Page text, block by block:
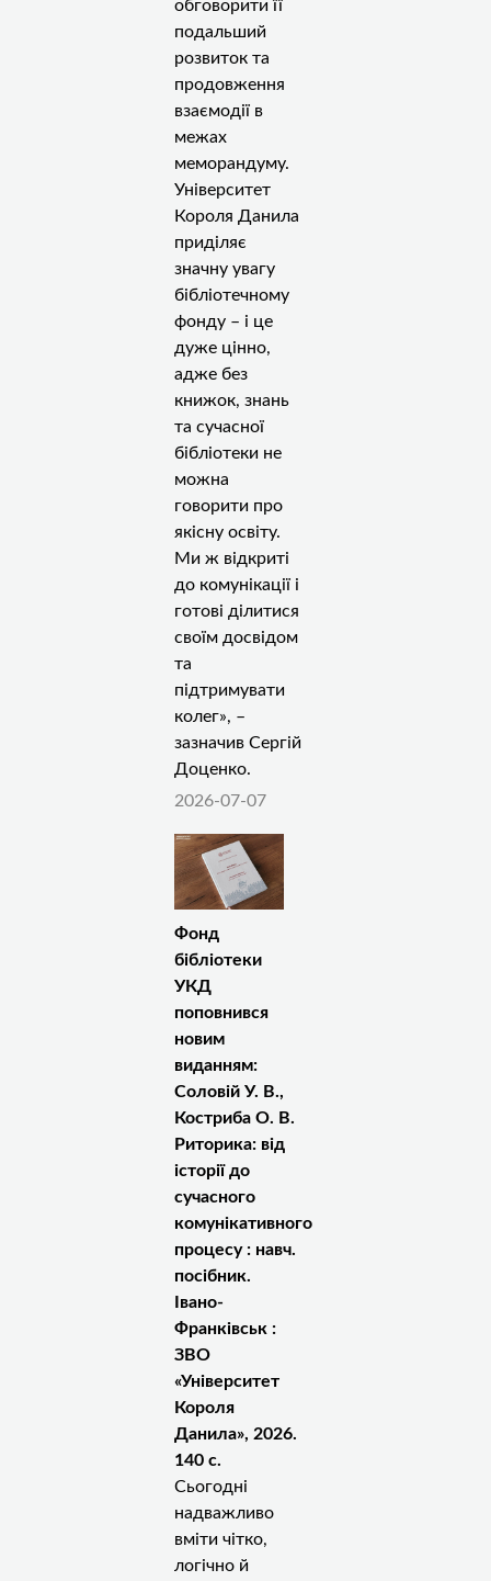
обговорити її
подальший
розвиток та
продовження
взаємодії в
межах
меморандуму.
Університет
Короля Данила
приділяє
значну увагу
бібліотечному
фонду – і це
дуже цінно,
адже без
книжок, знань
та сучасної
бібліотеки не
можна
говорити про
якісну освіту.
Ми ж відкриті
до комунікації і
готові ділитися
своїм досвідом
та
підтримувати
колег», –
зазначив Сергій
Доценко.
2026-07-07
Фонд
бібліотеки
УКД
поповнився
новим
виданням:
Соловій У. В.,
Костриба О. В.
Риторика: від
історії до
сучасного
комунікативного
процесу : навч.
посібник.
Івано-
Франківськ :
ЗВО
«Університет
Короля
Данила», 2026.
140 с.
Сьогодні
надважливо
вміти чітко,
логічно й